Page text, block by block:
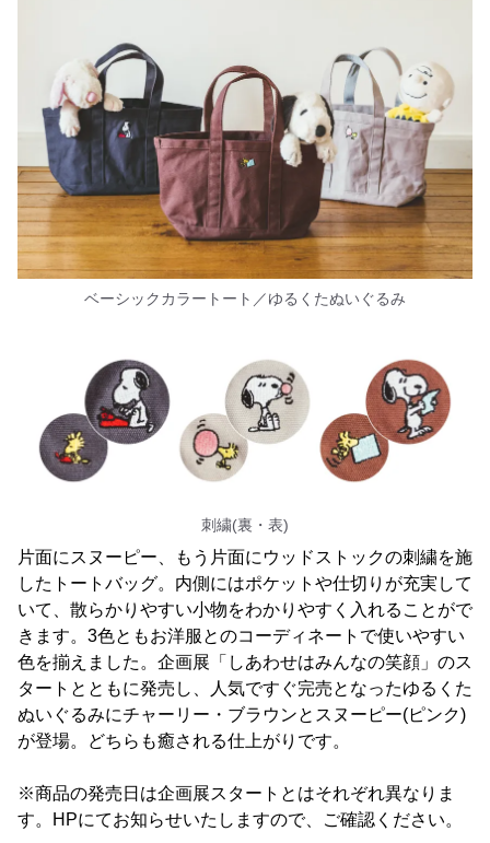
ベーシックカラートート／ゆるくたぬいぐるみ
刺繍(裏・表)
片面にスヌーピー、もう片面にウッドストックの刺繍を施
したトートバッグ。内側にはポケットや仕切りが充実して
いて、散らかりやすい小物をわかりやすく入れることがで
きます。3色ともお洋服とのコーディネートで使いやすい
色を揃えました。企画展「しあわせはみんなの笑顔」のス
タートとともに発売し、人気ですぐ完売となったゆるくた
ぬいぐるみにチャーリー・ブラウンとスヌーピー(ピンク)
が登場。どちらも癒される仕上がりです。
※商品の発売日は企画展スタートとはそれぞれ異なりま
す。HPにてお知らせいたしますので、ご確認ください。